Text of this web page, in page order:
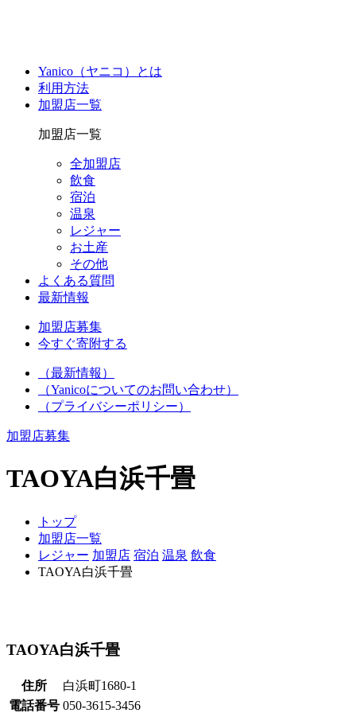
Yanico（ヤニコ）とは
利用方法
加盟店一覧
加盟店一覧
全加盟店
飲食
宿泊
温泉
レジャー
お土産
その他
よくある質問
最新情報
加盟店募集
今すぐ寄附する
（最新情報）
（Yanicoについてのお問い合わせ）
（プライバシーポリシー）
加盟店募集
TAOYA白浜千畳
トップ
加盟店一覧
レジャー 加盟店 宿泊 温泉 飲食
TAOYA白浜千畳
TAOYA白浜千畳
住所
白浜町1680-1
電話番号 050-3615-3456